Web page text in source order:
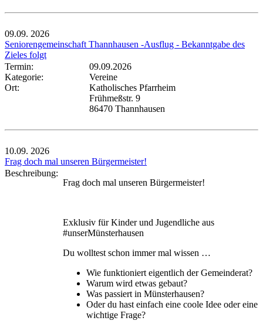
09.09. 2026
Seniorengemeinschaft Thannhausen -Ausflug - Bekanntgabe des
Zieles folgt
Termin:
09.09.2026
Kategorie:
Vereine
Ort:
Katholisches Pfarrheim
Frühmeßstr. 9
86470 Thannhausen
10.09. 2026
Frag doch mal unseren Bürgermeister!
Beschreibung:
Frag doch mal unseren Bürgermeister!
Exklusiv für Kinder und Jugendliche aus
#unserMünsterhausen
Du wolltest schon immer mal wissen …
Wie funktioniert eigentlich der Gemeinderat?
Warum wird etwas gebaut?
Was passiert in Münsterhausen?
Oder du hast einfach eine coole Idee oder eine
wichtige Frage?